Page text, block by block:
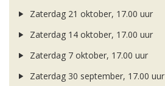
Zaterdag 21 oktober, 17.00 uur
Zaterdag 14 oktober, 17.00 uur
Zaterdag 7 oktober, 17.00 uur
Zaterdag 30 september, 17.00 uur